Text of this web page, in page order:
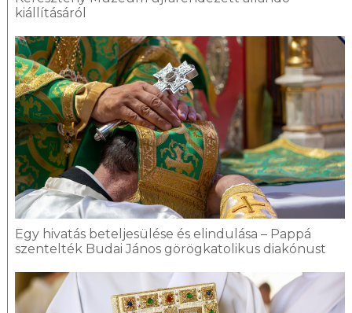
kiállításáról
Egy hivatás beteljesülése és elindulása – Pappá
szentelték Budai János görögkatolikus diakónust